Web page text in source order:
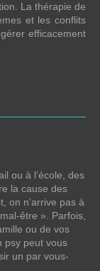
La thérapie de
et les conflits
efficacement
ou à l’école, des
la cause des
on n’arrive pas à
être ». Parfois,
ou de vos
psy peut vous
un par vous-